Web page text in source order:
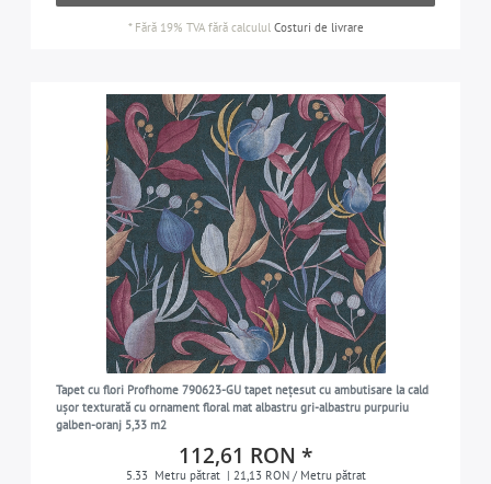
* Fără 19% TVAfără calculul Costuri de livrare
Tapet cu flori Profhome 790623-GU tapet nețesut cu ambutisare la cald
ușor texturată cu ornament floral mat albastru gri-albastru purpuriu
galben-oranj 5,33 m2
112,61 RON *
5.33 Metru pătrat | 21,13 RON / Metru pătrat